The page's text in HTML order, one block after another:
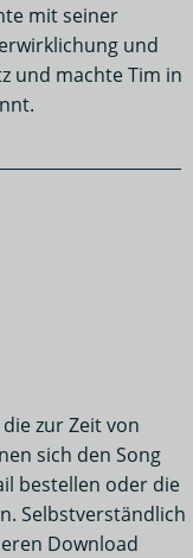
mit seiner
und
und machte Tim in
zur Zeit von
sich den Song
bestellen oder die
Selbstverständlich
Download